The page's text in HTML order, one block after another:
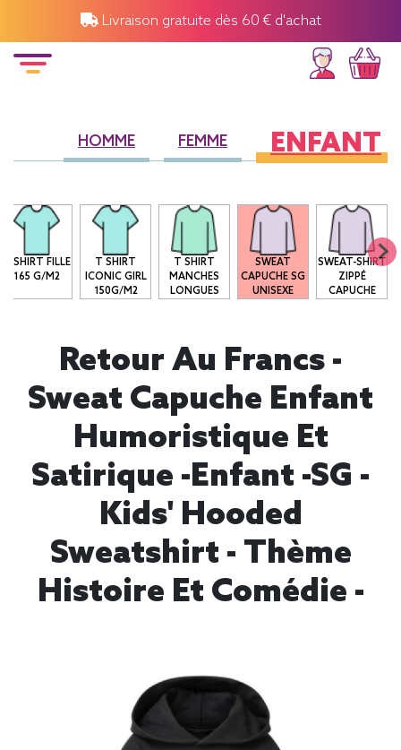
Livraison gratuite dès 60 € d'achat
HOMME FEMME ENFANT
T-SHIRT FILLE
165 G/M2
T SHIRT
ICONIC GIRL
150G/M2
T SHIRT
MANCHES
LONGUES
SWEAT
CAPUCHE SG
UNISEXE
SWEAT-SHIRT
ZIPPÉ
CAPUCHE
Retour Au Francs -
Sweat Capuche Enfant
Humoristique Et
Satirique -Enfant -SG -
Kids' Hooded
Sweatshirt - Thème
Histoire Et Comédie -